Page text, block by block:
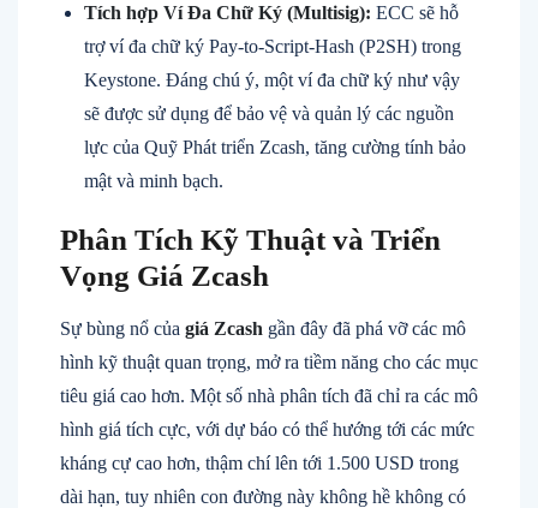
Tích hợp Ví Đa Chữ Ký (Multisig): ECC sẽ hỗ
trợ ví đa chữ ký Pay-to-Script-Hash (P2SH) trong
Keystone. Đáng chú ý, một ví đa chữ ký như vậy
sẽ được sử dụng để bảo vệ và quản lý các nguồn
lực của Quỹ Phát triển Zcash, tăng cường tính bảo
mật và minh bạch.
Phân Tích Kỹ Thuật và Triển
Vọng Giá Zcash
Sự bùng nổ của giá Zcash gần đây đã phá vỡ các mô
hình kỹ thuật quan trọng, mở ra tiềm năng cho các mục
tiêu giá cao hơn. Một số nhà phân tích đã chỉ ra các mô
hình giá tích cực, với dự báo có thể hướng tới các mức
kháng cự cao hơn, thậm chí lên tới 1.500 USD trong
dài hạn, tuy nhiên con đường này không hề không có